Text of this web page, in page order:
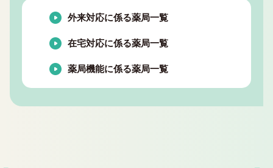
外来対応に係る薬局一覧
在宅対応に係る薬局一覧
薬局機能に係る薬局一覧